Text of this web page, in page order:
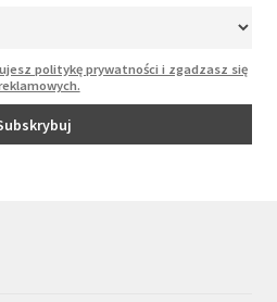
politykę prywatności i zgadzasz się